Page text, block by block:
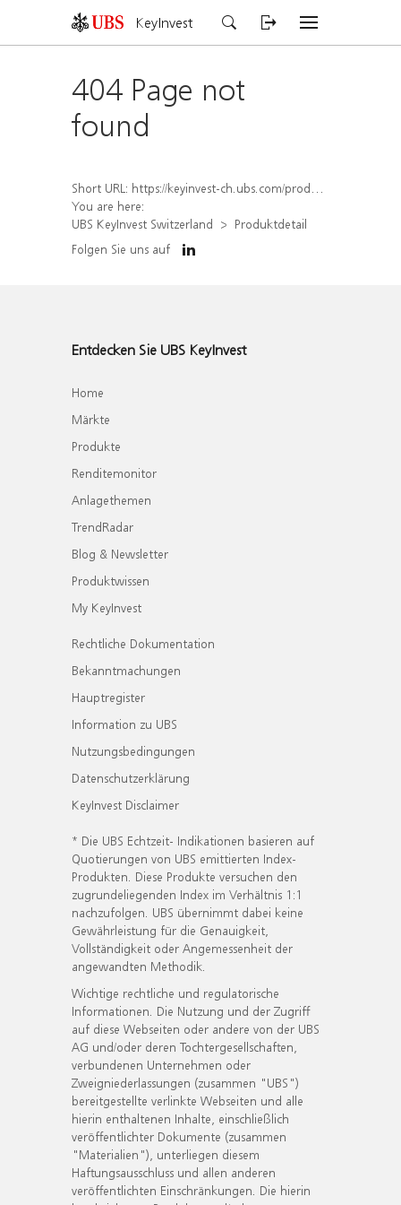
KeyInvest
404 Page not
found
Short URL: https://keyinvest-ch.ubs.com/produkt/detail/index/isin/CH1584639236
You are here:
UBS KeyInvest Switzerland
Produktdetail
Folgen Sie uns auf
Entdecken Sie UBS KeyInvest
Home
Märkte
Produkte
Renditemonitor
Anlagethemen
TrendRadar
Blog & Newsletter
Produktwissen
My KeyInvest
Rechtliche Dokumentation
Bekanntmachungen
Hauptregister
Information zu UBS
Nutzungsbedingungen
Datenschutzerklärung
KeyInvest Disclaimer
* Die UBS Echtzeit- Indikationen basieren auf
Quotierungen von UBS emittierten Index-
Produkten. Diese Produkte versuchen den
zugrundeliegenden Index im Verhältnis 1:1
nachzufolgen. UBS übernimmt dabei keine
Gewährleistung für die Genauigkeit,
Vollständigkeit oder Angemessenheit der
angewandten Methodik.
Wichtige rechtliche und regulatorische
Informationen. Die Nutzung und der Zugriff
auf diese Webseiten oder andere von der UBS
AG und/oder deren Tochtergesellschaften,
verbundenen Unternehmen oder
Zweigniederlassungen (zusammen "UBS")
bereitgestellte verlinkte Webseiten und alle
hierin enthaltenen Inhalte, einschließlich
veröffentlichter Dokumente (zusammen
"Materialien"), unterliegen diesem
Haftungsausschluss und allen anderen
veröffentlichten Einschränkungen. Die hierin